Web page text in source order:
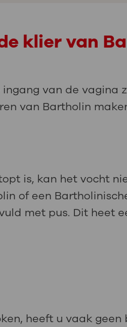
klier van
van de
van Bartholin
is, kan het vocht
of een
met pus. Dit heet
heeft u vaak